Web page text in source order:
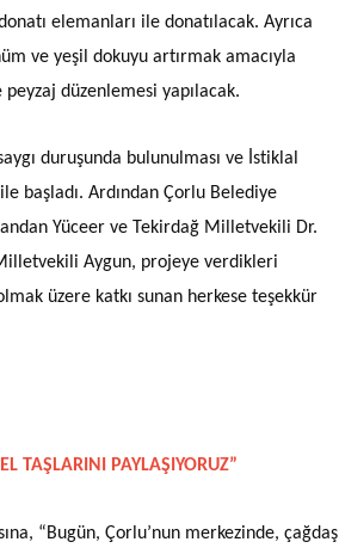
elemanları ile donatılacak. Ayrıca
ve yeşil dokuyu artırmak amacıyla
düzenlemesi yapılacak.
duruşunda bulunulması ve İstiklal
ile başladı. Ardından Çorlu Belediye
Yüceer ve Tekirdağ Milletvekili Dr.
Milletvekili Aygun, projeye verdikleri
üzere katkı sunan herkese teşekkür
TAŞLARINI PAYLAŞIYORUZ”
“Bugün, Çorlu’nun merkezinde, çağdaş